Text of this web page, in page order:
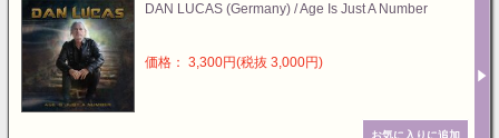
DAN LUCAS (Germany) / Age Is Just A Number
価格： 3,300円(税抜 3,000円)